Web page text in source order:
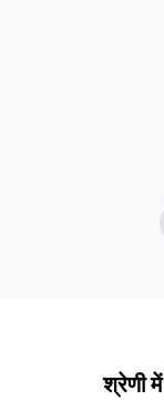
श्रेणी